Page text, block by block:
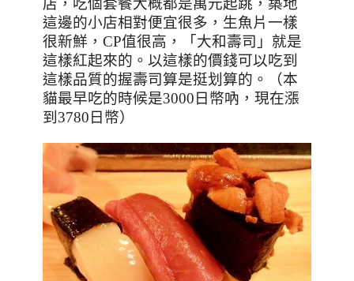
店，吃個套餐大概都是萬元起跳，築地
這邊的小店相對便宜很多，生魚片一樣
很新鮮， CP值很高，「大和壽司」就是
這樣紅起來的。以這樣的價錢可以吃到
這樣品質的握壽司算是挺划算的。（本
貓最早吃的時候是3000 日幣吶，現在漲
到 3780 日幣）